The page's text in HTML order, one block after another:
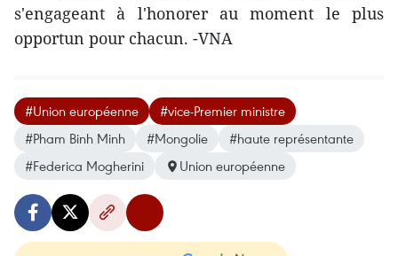
s'engageant à l'honorer au moment le plus
opportun pour chacun. -VNA
#Union européenne
#vice-Premier ministre
#Pham Binh Minh
#Mongolie
#haute représentante
#Federica Mogherini
Union européenne